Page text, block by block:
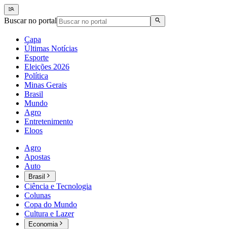
Buscar no portal
Capa
Últimas Notícias
Esporte
Eleições 2026
Política
Minas Gerais
Brasil
Mundo
Agro
Entretenimento
Eloos
Agro
Apostas
Auto
Brasil
Ciência e Tecnologia
Colunas
Copa do Mundo
Cultura e Lazer
Economia